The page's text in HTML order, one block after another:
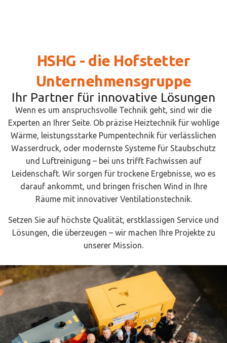
HSHG - die Hofstetter
Unternehmensgruppe
Ihr Partner für innovative Lösungen
Wenn es um anspruchsvolle Technik geht, sind wir die
Experten an Ihrer Seite. Ob präzise Heiztechnik für wohlige
Wärme, leistungsstarke Pumpentechnik für verlässlichen
Wasserdruck, oder modernste Systeme für Staubschutz
und Luftreinigung – bei uns trifft Fachwissen auf
Leidenschaft. Wir sorgen für trockene Ergebnisse, wo es
darauf ankommt, und bringen frischen Wind in Ihre
Räume mit innovativer Ventilationstechnik.
Setzen Sie auf höchste Qualität, erstklassigen Service und
Lösungen, die überzeugen – wir machen Ihre Projekte zu
unserer Mission.